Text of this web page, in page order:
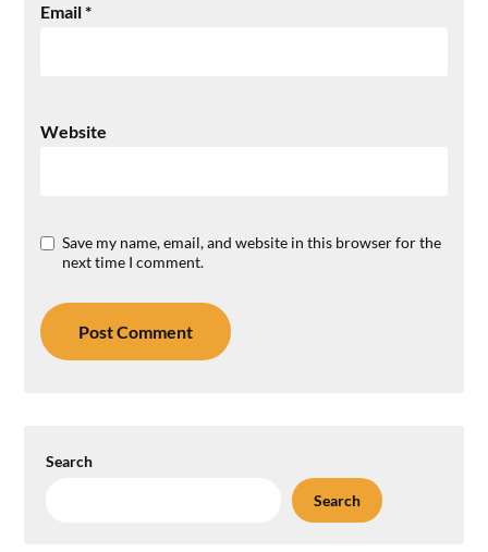
Email*
Website
Save my name, email, and website in this browser for the
next time I comment.
Search
Search